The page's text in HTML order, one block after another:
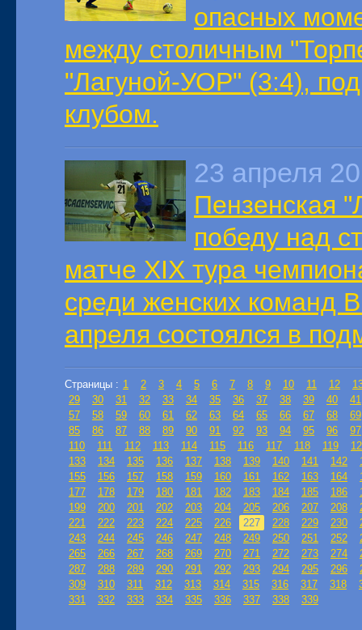
опасных
между столичным
"Лагуной-УОР" (3:4),
клубом.
23 апреля
Пензенская
победу над
матче XIX тура
среди женских команд
апреля состоялся в
Страницы : 1 2 3 4 5 6 7 8 9 10 11 12
29
30 31 32 33 34 35 36 37 38 39 40
41
57
58 59 60 61 62 63 64 65 66 67 68
69
85
86 87 88 89 90 91 92 93 94 95 96
97
110
111 112 113 114 115 116 117 118 119
133
134 135 136 137 138 139 140 141 142
155
156 157 158 159 160 161 162 163 164
177
178 179 180 181 182 183 184 185 186
199
200 201 202 203 204 205 206 207 208
221
222 223 224 225 226 227 228 229 230
243
244 245 246 247 248 249 250 251 252
265
266 267 268 269 270 271 272 273 274
287
288 289 290 291 292 293 294 295 296
309
310 311 312 313 314 315 316 317 318
331
332 333 334 335 336 337 338 339